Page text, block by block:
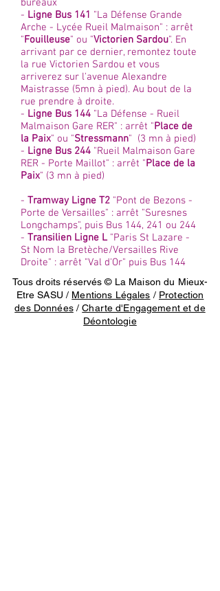
bureaux
- Ligne Bus 141 "La Défense Grande
Arche - Lycée Rueil Malmaison" : arrêt
"Fouilleuse" ou "Victorien Sardou". En
arrivant par ce dernier, remontez toute
la rue Victorien Sardou et vous
arriverez sur l'avenue Alexandre
Maistrasse (5mn à pied). Au bout de la
rue prendre à droite.
- Ligne Bus 144 "La Défense - Rueil
Malmaison Gare RER" : arrêt "Place de
la Paix" ou "Stressmann" (3 mn à pied)
- Ligne Bus 244 "Rueil Malmaison Gare
RER - Porte Maillot" : arrêt "Place de la
Paix" (3 mn à pied)
- Tramway Ligne T2 "Pont de Bezons -
Porte de Versailles" : arrêt "Suresnes
Longchamps", puis Bus 144, 241 ou 244
- Transilien Ligne L"Paris St Lazare -
St Nom la Bretèche/Versailles Rive
Droite" : arrêt "Val d'Or" puis Bus 144
Tous droits réservés © La Maison du Mieux-
Etre SASU / Mentions Légales / Protection
des Données/Charte d'Engagement et de
Déontologie